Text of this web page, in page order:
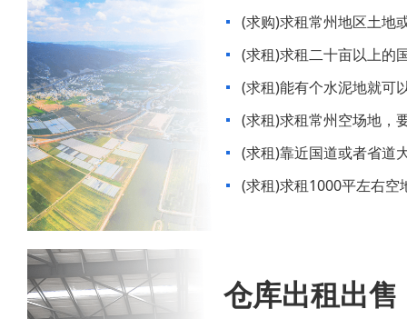
(求购)求租常州地区土地
(求租)求租二十亩以上的
(求租)能有个水泥地就可
(求租)求租常州空场地，
住户厂房
(求租)靠近国道或者省道
(求租)求租1000平左右空
仓库出租出售